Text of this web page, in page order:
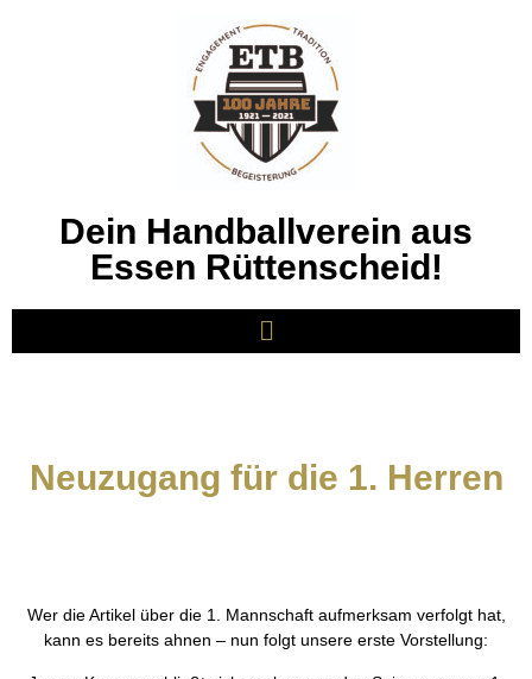
Dein Handballverein aus
Essen Rüttenscheid!
Neuzugang für die 1. Herren
Wer die Artikel über die 1. Mannschaft aufmerksam verfolgt hat,
kann es bereits ahnen – nun folgt unsere erste Vorstellung: